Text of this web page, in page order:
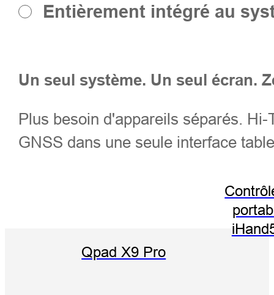
Qpad X9 Pro
Entièrement intégré au
Un seul système. Un seul écran.
Plus besoin d'appareils séparés.
GNSS dans une seule interface